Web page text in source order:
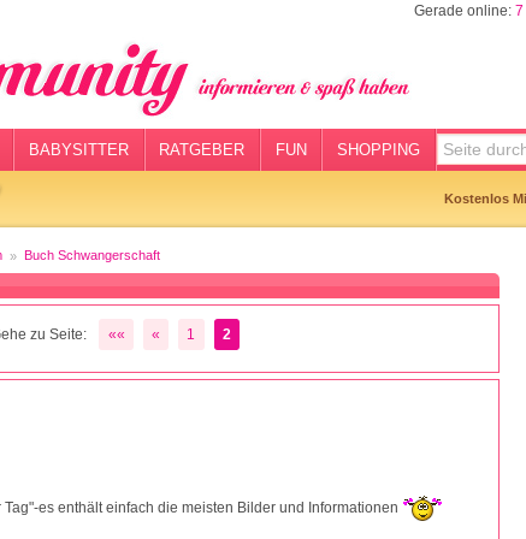
Gerade online: 7
BABYSITTER RATGEBER FUN SHOPPING
Kostenlos
Buch Schwangerschaft
zu Seite: «« « 1 2
es enthält einfach die meisten Bilder und Informationen